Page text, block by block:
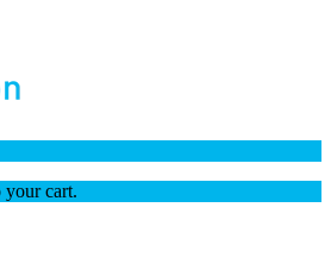
your cart.